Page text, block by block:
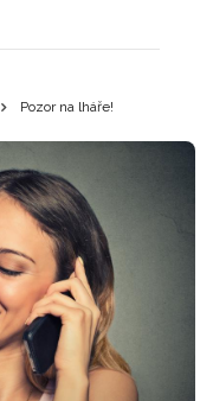
Pozor na lháře!